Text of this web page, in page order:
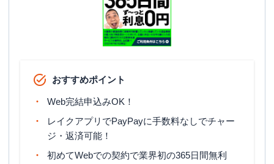
おすすめポイント
Web完結申込みOK！
レイクアプリでPayPayに手数料なしでチャー
ジ・返済可能！
初めてWebでの契約で業界初の365日間無利